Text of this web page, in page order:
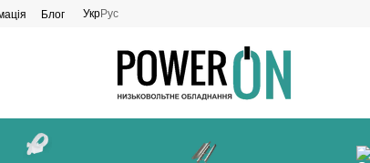
Блог УкрРус